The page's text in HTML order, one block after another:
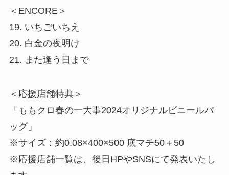
＜ENCORE＞
19. いちごいちえ
20. 白金の夜明け
21. また逢う日まで
＜応援店舗特典＞
「ももクロ春の一大事2024オリジナルビニールバ
ッグ」
※サイズ：約0.08×400×500 底マチ50＋50
※応援店舗一覧は、後日HPやSNSにて発表いたし